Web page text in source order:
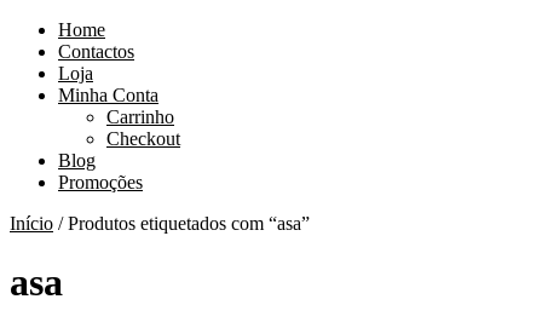
Home
Contactos
Loja
Minha Conta
Carrinho
Checkout
Blog
Promoções
Início / Produtos etiquetados com “asa”
asa